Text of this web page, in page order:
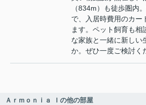
（834m）も徒歩圏内
で、入居時費用のカー
ます。ペット飼育も相
な家族と一緒に新しい
か。ぜひ一度ご検討く
Ａｒｍｏｎｉａ Ｉの他の部屋